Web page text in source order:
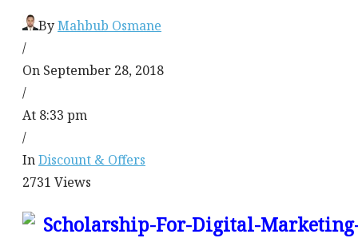
ByMahbub Osmane
/
On September 28, 2018
/
At 8:33 pm
/
InDiscount & Offers
2731 Views